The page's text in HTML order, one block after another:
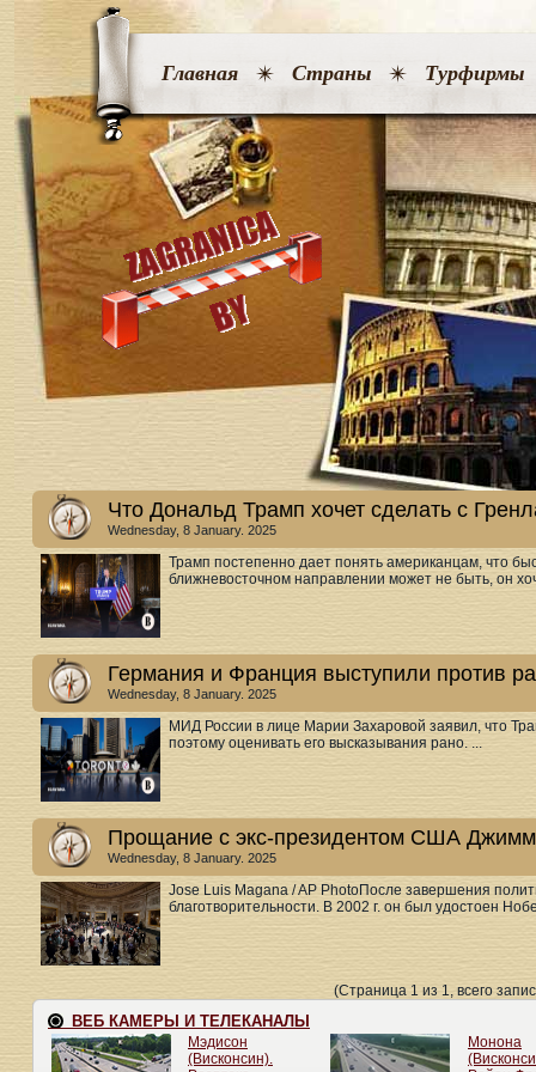
Главная Страны Турфирмы
Что Дональд Трамп хочет сделать с
Wednesday, 8 January. 2025
Трамп постепенно дает понять американцам, что
ближневосточном направлении может не быть, он
Германия и Франция выступили против
Wednesday, 8 January. 2025
МИД России в лице Марии Захаровой заявил, что
поэтому оценивать его высказывания рано. ...
Прощание с экс-президентом США
Wednesday, 8 January. 2025
Jose Luis Magana / AP PhotoПосле завершения
благотворительности. В 2002 г. он был удостоен
(Страница 1 из 1, всего